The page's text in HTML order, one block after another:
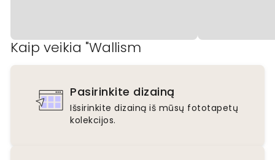
Kaip veikia "Wallism
Pasirinkite dizainą
Išsirinkite dizainą iš mūsų fototapetų
kolekcijos.